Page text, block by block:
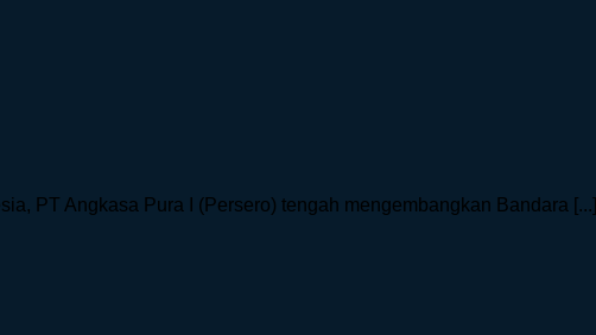
PT Angkasa Pura I (Persero) tengah mengembangkan Bandara [...]